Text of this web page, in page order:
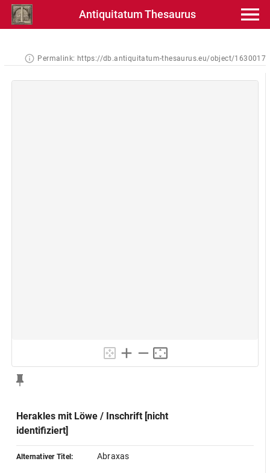
Antiquitatum Thesaurus
Permalink: https://db.antiquitatum-thesaurus.eu/object/1630017
Herakles mit Löwe / Inschrift [nicht
identifiziert]
Alternativer Titel: Abraxas